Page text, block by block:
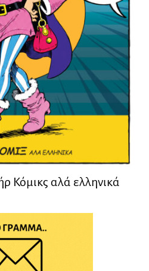
Κόμικς αλά ελληνικά